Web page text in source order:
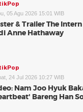
05 Agu 2026 15:01 WIB
& Trailer The Intern
Anne Hathaway
24 Jul 2026 10:27 WIB
Nam Joo Hyuk
Bareng Han